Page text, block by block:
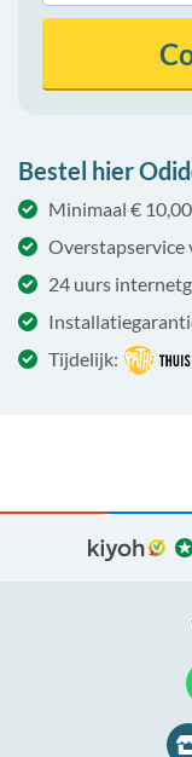
Bestel hier
Minimaal €
Overstapservice
24 uurs
Tijdelijk: